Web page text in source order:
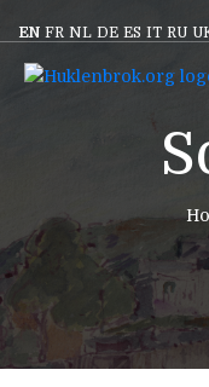
EN FR NL DE ES IT RU